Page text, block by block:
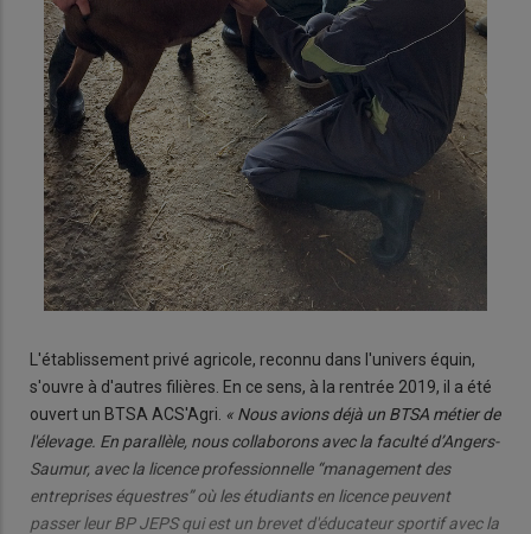
L'établissement privé agri­cole, reconnu dans l'univers équin,
s'ouvre à d'autres filières. En ce sens, à la rentrée 2019, il a été
ouvert un BTSA ACS'Agri. « Nous avions déjà un BTSA métier de
l'élevage. En parallèle, nous collaborons avec la faculté d’Angers-
Saumur, avec la licence professionnelle “management des
entreprises équestres”​​​​​​​ où les étudiants en licence peuvent
passer leur BP JEPS qui est un brevet d'éducateur sportif avec la